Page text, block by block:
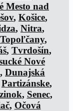
Mesto nad
, Košice,
, Nitra,
Topoľčany,
, Tvrdošín,
Nové
, Dunajská
Partizánske,
, Senec,
, Očová